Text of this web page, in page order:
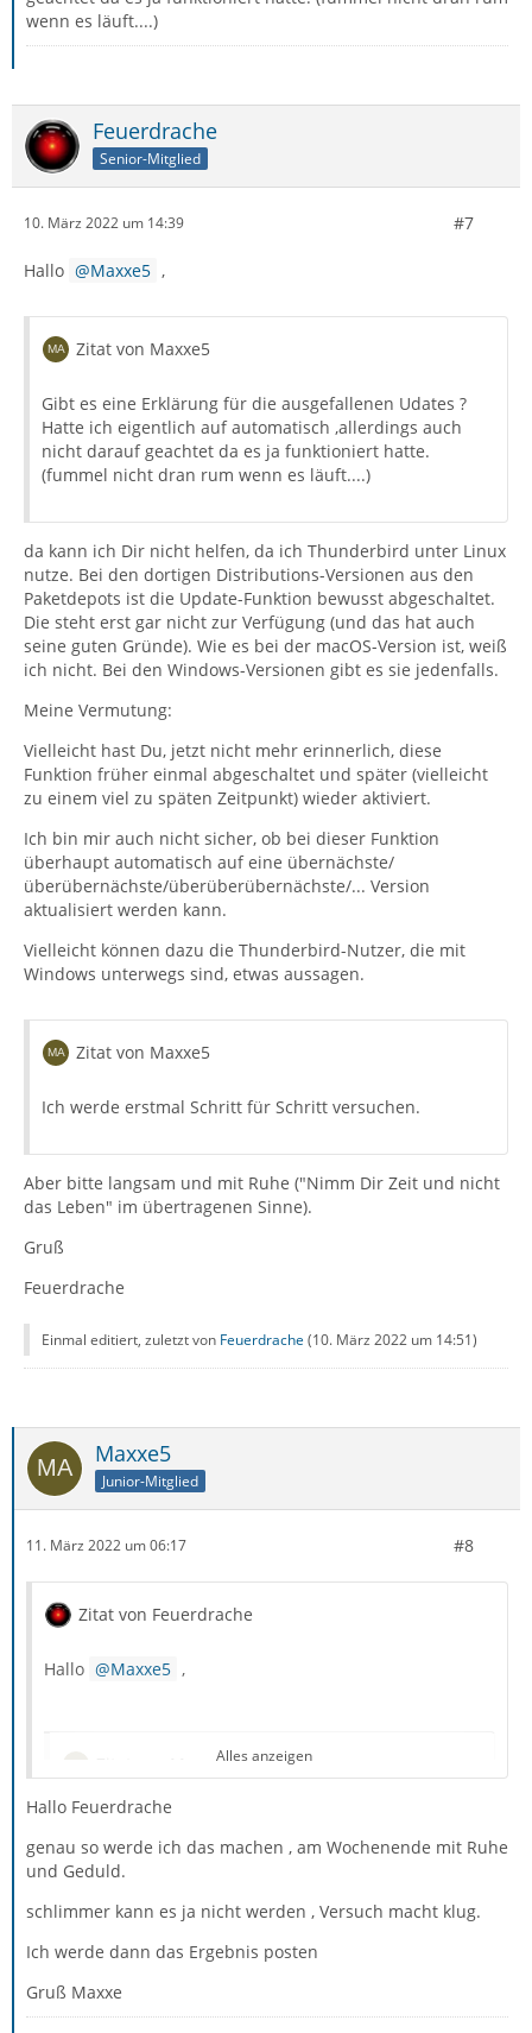
wenn es läuft....)
Feuerdrache
Senior-Mitglied
10. März 2022 um 14:39 #7
Hallo Maxxe5 ,
Zitat von Maxxe5
Gibt es eine Erklärung für die ausgefallenen Udates ?
Hatte ich eigentlich auf automatisch ,allerdings auch
nicht darauf geachtet da es ja funktioniert hatte.
(fummel nicht dran rum wenn es läuft....)
da kann ich Dir nicht helfen, da ich Thunderbird unter Linux
nutze. Bei den dortigen Distributions-Versionen aus den
Paketdepots ist die Update-Funktion bewusst abgeschaltet.
Die steht erst gar nicht zur Verfügung (und das hat auch
seine guten Gründe). Wie es bei der macOS-Version ist, weiß
ich nicht. Bei den Windows-Versionen gibt es sie jedenfalls.
Meine Vermutung:
Vielleicht hast Du, jetzt nicht mehr erinnerlich, diese
Funktion früher einmal abgeschaltet und später (vielleicht
zu einem viel zu späten Zeitpunkt) wieder aktiviert.
Ich bin mir auch nicht sicher, ob bei dieser Funktion
überhaupt automatisch auf eine übernächste/
überübernächste/überüberübernächste/... Version
aktualisiert werden kann.
Vielleicht können dazu die Thunderbird-Nutzer, die mit
Windows unterwegs sind, etwas aussagen.
Zitat von Maxxe5
Ich werde erstmal Schritt für Schritt versuchen.
Aber bitte langsam und mit Ruhe ("Nimm Dir Zeit und nicht
das Leben" im übertragenen Sinne).
Gruß
Feuerdrache
Einmal editiert, zuletzt von Feuerdrache (10. März 2022 um 14:51)
Maxxe5
Junior-Mitglied
11. März 2022 um 06:17 #8
Zitat von Feuerdrache
Hallo Maxxe5 ,
Zitat von Maxxe5
Gibt es eine Erklärung für die ausgefallenen Udates
? Hatte ich eigentlich auf automatisch ,allerdings
auch nicht darauf geachtet da es ja funktioniert
da kann ich Dir nicht helfen, da ich Thunderbird unter
Linux nutze. Bei den dortigen Distributions-Versionen
Alles anzeigen
Hallo Feuerdrache
genau so werde ich das machen , am Wochenende mit Ruhe
und Geduld.
schlimmer kann es ja nicht werden , Versuch macht klug.
Ich werde dann das Ergebnis posten
Gruß Maxxe